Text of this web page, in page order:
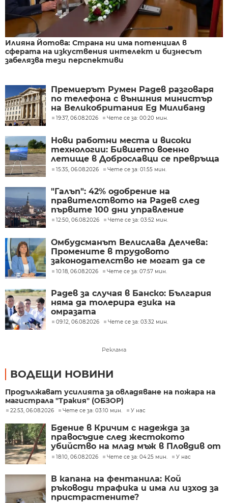
Илияна Йотова: Страна ни има потенциал в
сферата на изкуствения интелект и бизнесът
забелязва тези перспективи
Премиерът Румен Радев разговаря
по телефона с външния министър
на Великобритания Ед Милибанд
19:37, 06.08.2026 Чете се за: 00:20 мин.
Нови работни места и високи
технологии: Бившето военно
летище в Доброславци се превръща
в голям космически център
15:35, 06.08.2026 Чете се за: 01:55 мин.
"Галъп": 42% одобрение на
правителството на Радев след
първите 100 дни управление
12:50, 06.08.2026 Чете се за: 03:52 мин.
Омбудсманът Велислава Делчева:
Промените в трудовото
законодателство не могат да се
правят през бюджета
10:18, 06.08.2026 Чете се за: 07:57 мин.
Радев за случая в Банско: България
няма да толерира езика на
омразата
09:12, 06.08.2026 Чете се за: 03:32 мин.
Реклама
ВОДЕЩИ НОВИНИ
Продължават усилията за овладяване на пожара на
магистрала "Тракия" (ОБЗОР)
22:53, 06.08.2026 Чете се за: 03:10 мин. У нас
Бдение в Кричим с надежда за
правосъдие след жестокото
убийство на млад мъж в Пловдив от
тийнейджъри
18:10, 06.08.2026 Чете се за: 04:25 мин. У нас
В капана на фентанила: Кой
ръководи трафика и има ли изход за
пристрастените?